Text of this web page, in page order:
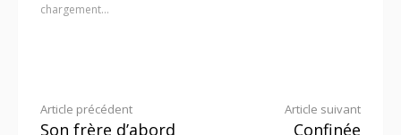
chargement…
Lire
Article précédent
Son frère d’abord
Article suivant
Confinée